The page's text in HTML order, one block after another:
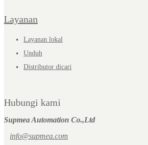
Layanan
Layanan lokal
Unduh
Distributor dicari
Hubungi kami
Supmea Automation Co.,Ltd
info@supmea.com